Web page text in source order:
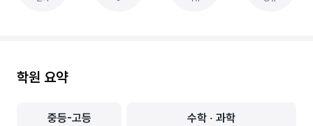
학원 요약
중등-고등 수학 ‧ 과학